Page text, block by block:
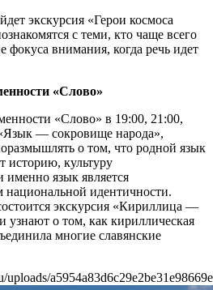
экскурсия «Герои космоса
с теми, кто чаще всего
фокуса внимания, когда речь идет
«Слово»
«Слово» в 19:00, 21:00,
— сокровище народа»,
о том, что родной язык
историю, культуру
именно язык является
идентичности.
экскурсия «Кириллица —
о том, как кириллическая
многие славянские
uploads/